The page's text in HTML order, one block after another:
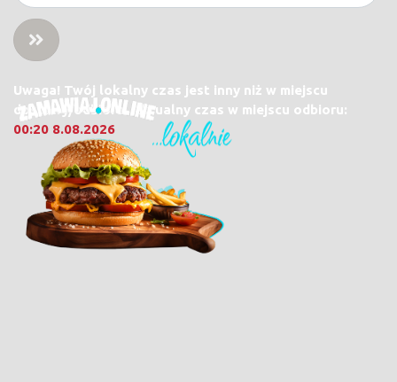
Uwaga! Twój lokalny czas jest inny niż w miejscu
dostawy/odbioru. Aktualny czas w miejscu odbioru:
00:20 8.08.2026